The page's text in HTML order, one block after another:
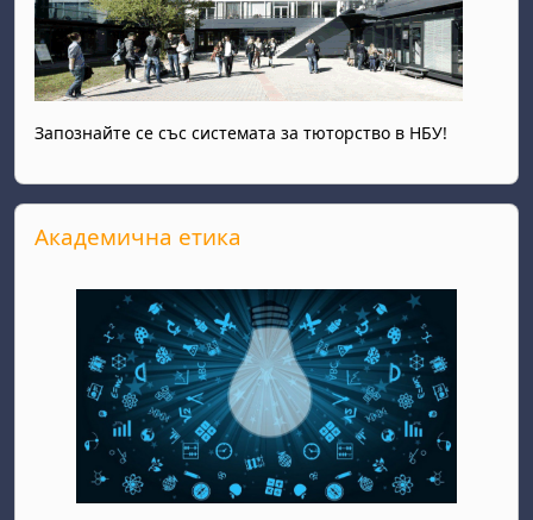
Запознайте се със системата за тюторство в НБУ!
Прескочи Академична етика
Академична етика